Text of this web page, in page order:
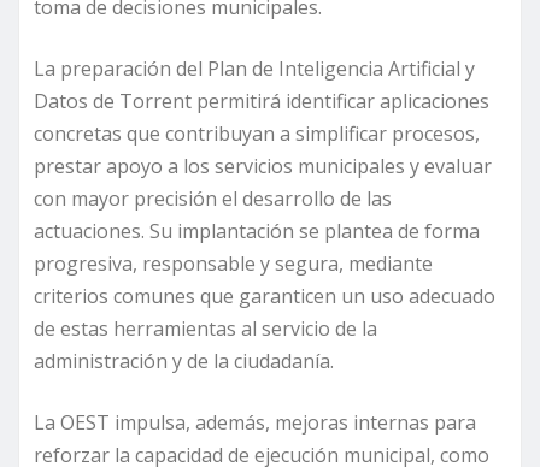
toma de decisiones municipales.
La preparación del Plan de Inteligencia Artificial y
Datos de Torrent permitirá identificar aplicaciones
concretas que contribuyan a simplificar procesos,
prestar apoyo a los servicios municipales y evaluar
con mayor precisión el desarrollo de las
actuaciones. Su implantación se plantea de forma
progresiva, responsable y segura, mediante
criterios comunes que garanticen un uso adecuado
de estas herramientas al servicio de la
administración y de la ciudadanía.
La OEST impulsa, además, mejoras internas para
reforzar la capacidad de ejecución municipal, como